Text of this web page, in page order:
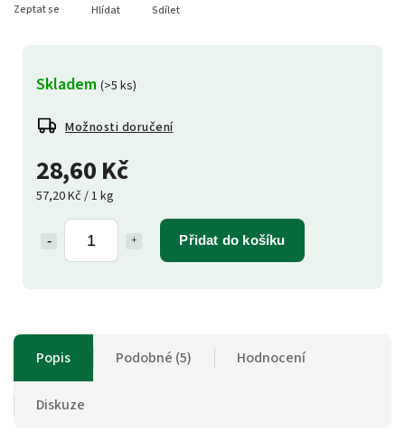
28,60 Kč
57,20 Kč / 1 kg
Přidat do košíku
Skladem (>5 ks)
Možnosti doručení
Zeptat se Hlídat Sdílet
Popis Podobné (5) Hodnocení
Diskuze